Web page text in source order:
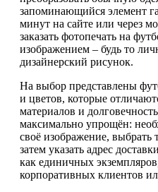
запоминающийся элемент
минут на сайте или через
заказать фотопечать на
изображением – будь то
дизайнерский рисунок.
На выбор представлены
и цветов, которые
материалов и
максимально упрощён:
своё изображение, выбрать
затем указать адрес
как единичных
корпоративных клиентов